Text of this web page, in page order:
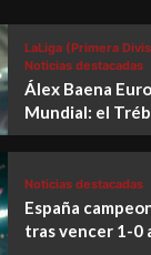
LaLiga (Primera
Noticias destacadas
Álex Baena
Mundial: el
Noticias destacadas
España
tras vencer 1-0